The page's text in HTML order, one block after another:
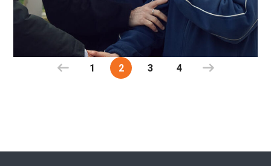
1 2 3 4